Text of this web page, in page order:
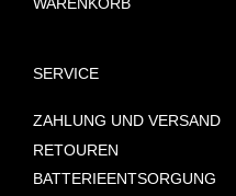
WARENKORB
SERVICE
ZAHLUNG UND VERSAND
RETOUREN
BATTERIEENTSORGUNG